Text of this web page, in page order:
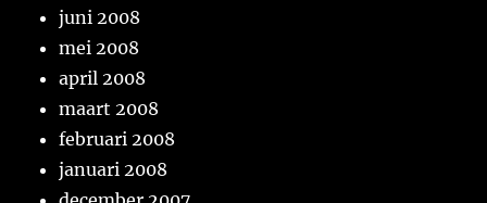
juni 2008
mei 2008
april 2008
maart 2008
februari 2008
januari 2008